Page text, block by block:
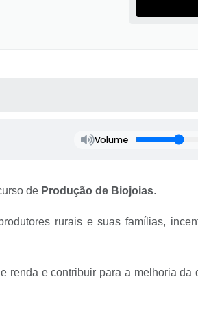
Volume
de Produção de Biojoias.
rurais e suas famílias,
renda e contribuir para a melhoria da